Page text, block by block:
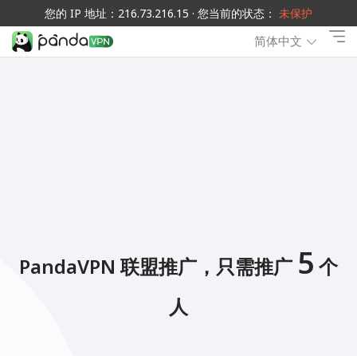
您的 IP 地址：216.73.216.15 · 您当前的状态： 未保护
简体中文
PandaVPN 联盟推广，只需推广 5 个
人